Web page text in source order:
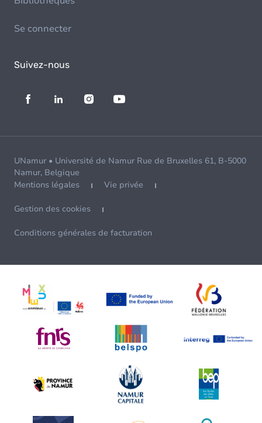
Se connecter
Suivez-nous
UNamur • Université de Namur Rue de Bruxelles 61, B-5000
Namur, Belgique
Mentions légales
Vie privée
Gestion des cookies
Conditions générales de facturation